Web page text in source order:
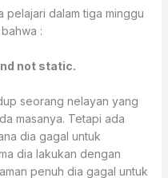
pelajari dalam tiga minggu
:
not static.
seorang nelayan yang
masanya. Tetapi ada
dia gagal untuk
dia lakukan dengan
penuh dia gagal untuk